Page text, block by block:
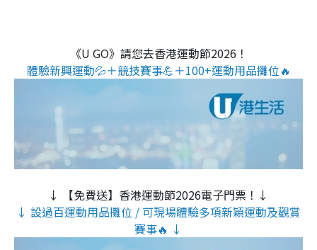
《U GO》請您去香港運動節2026！
體驗新興運動💦＋競技賽事💪＋100+運動用品攤位🔥
↓ 【免費送】香港運動節2026電子門票！↓
↓ 設過百運動用品攤位 / 可現場體驗多項新穎運動及觀賞
賽事🔥 ↓